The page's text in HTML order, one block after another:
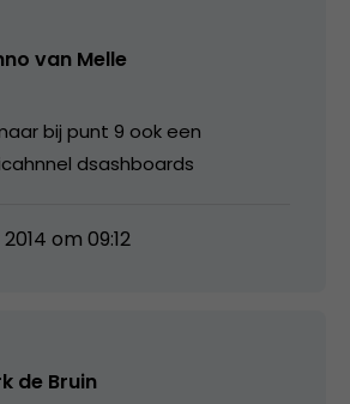
van Melle
bij punt 9 ook een
dsashboards
om 09:12
de Bruin